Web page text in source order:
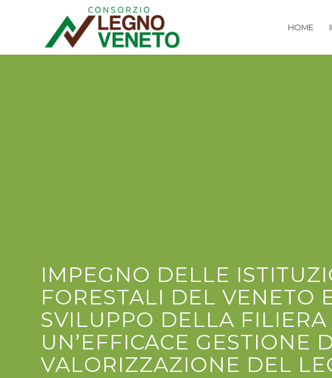
HOME
IMPEGNO DELLE
FORESTALI DEL VENETO
SVILUPPO DELLA FILIERA
UN’EFFICACE GESTIONE
VALORIZZAZIONE DEL